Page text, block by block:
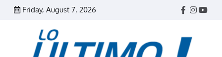
Skip
Friday, August 7, 2026
Facebook